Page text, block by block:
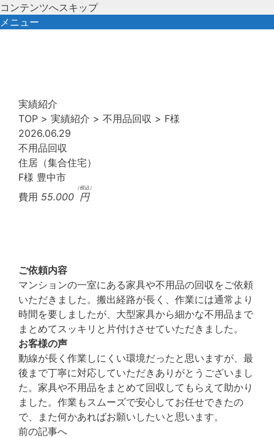
コンテンツへスキップ
メニュー
実績紹介
TOP > 実績紹介 > 不用品回収 > F様
2026.06.29
不用品回収
住居（集合住宅）
F様 豊中市
費用 55.000 円
（税込）
ご依頼内容
マンションの一室にある家具や不用品の回収をご依頼
いただきました。搬出経路が長く、作業には通常より
時間を要しましたが、大型家具から細かな不用品まで
まとめてスッキリと片付けさせていただきました。
お客様の声
動線が長く作業しにくい環境だったと思いますが、最
後まで丁寧に対応していただきありがとうございまし
た。家具や不用品をまとめて回収してもらえて助かり
ました。作業もスムーズで安心してお任せできたの
で、また何かあればお願いしたいと思います。
前の記事へ